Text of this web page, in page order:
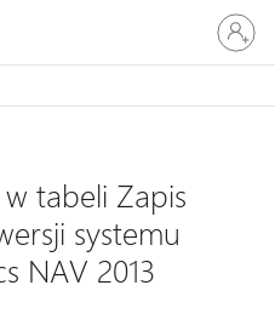
Zaloguj
się
do
konta
tabeli Zapis
systemu
NAV 2013